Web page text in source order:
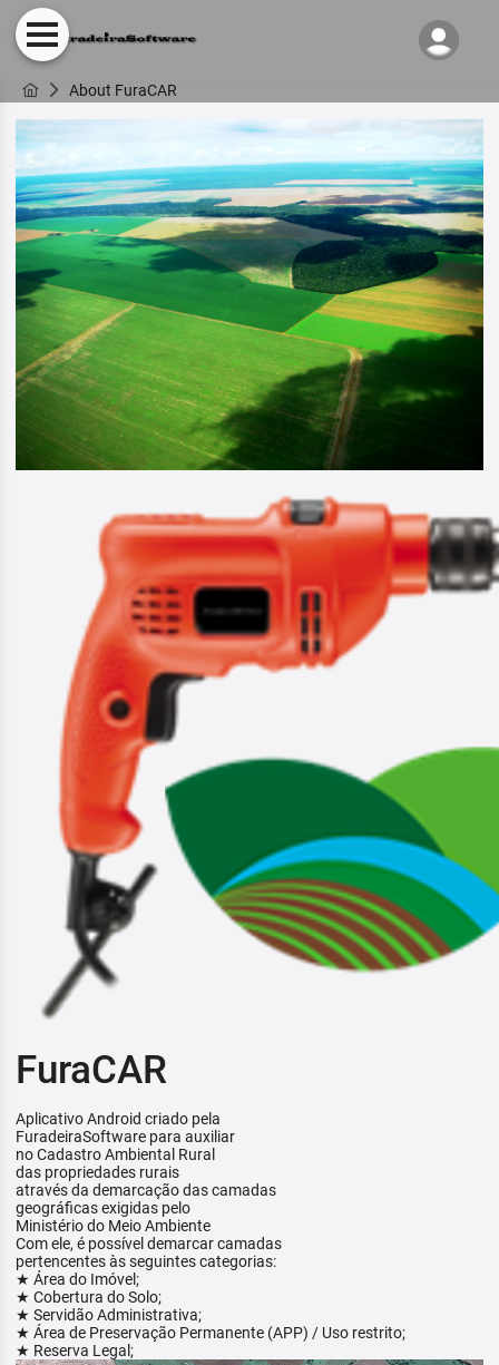
About FuraCAR
FuraCAR
Aplicativo Android criado pela
FuradeiraSoftware para auxiliar
no Cadastro Ambiental Rural
das propriedades rurais
através da demarcação das camadas
geográficas exigidas pelo
Ministério do Meio Ambiente
Com ele, é possível demarcar camadas
pertencentes às seguintes categorias:
★ Área do Imóvel;
★ Cobertura do Solo;
★ Servidão Administrativa;
★ Área de Preservação Permanente (APP) / Uso restrito;
★ Reserva Legal;